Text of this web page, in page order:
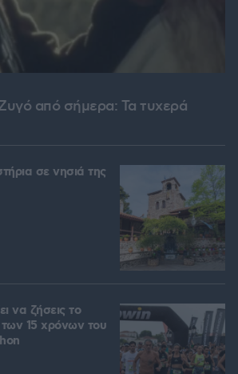
από σήμερα: Τα τυχερά
σε νησιά της
να ζήσεις το
των 15 χρόνων του